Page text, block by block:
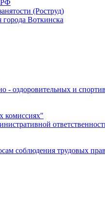
РФ
(Роструд)
города Воткинска
- оздоровительных и
комиссиях"
соблюдения трудовых